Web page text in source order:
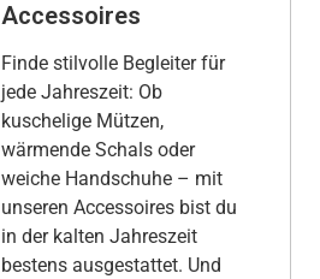
Accessoires
Finde stilvolle Begleiter für
jede Jahreszeit: Ob
kuschelige Mützen,
wärmende Schals oder
weiche Handschuhe – mit
unseren Accessoires bist du
in der kalten Jahreszeit
bestens ausgestattet. Und